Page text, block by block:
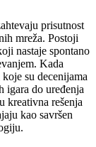
prisutnost
mreža. Postoji
nastaje spontano
Kada
su decenijama
igara do uređenja
kreativna rešenja
kao savršen